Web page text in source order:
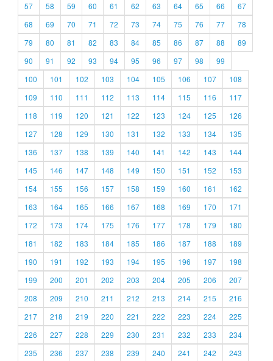
57
58 59 60 61 62 63 64 65 66
67
68
69 70 71 72 73 74 75 76 77
78
79
80 81 82 83 84 85 86 87 88
89
90
91 92 93 94 95 96 97 98
99
100
101 102 103 104 105 106 107
108
109
110 111 112 113 114 115 116
117
118
119 120 121 122 123 124 125
126
127
128 129 130 131 132 133 134
135
136
137 138 139 140 141 142 143
144
145
146 147 148 149 150 151 152
153
154
155 156 157 158 159 160 161
162
163
164 165 166 167 168 169 170
171
172
173 174 175 176 177 178 179
180
181
182 183 184 185 186 187 188
189
190
191 192 193 194 195 196 197
198
199
200 201 202 203 204 205 206
207
208
209 210 211 212 213 214 215
216
217
218 219 220 221 222 223 224
225
226
227 228 229 230 231 232 233
234
235
236 237 238 239 240 241 242 243